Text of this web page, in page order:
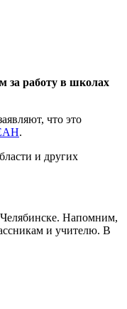
за работу в школах
что это
.
и других
Напомним,
и учителю. В